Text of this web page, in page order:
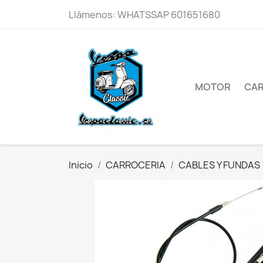
Llámenos:WHATSSAP 601651680
MOTOR
Inicio CARROCERIA CABLES Y FUNDAS